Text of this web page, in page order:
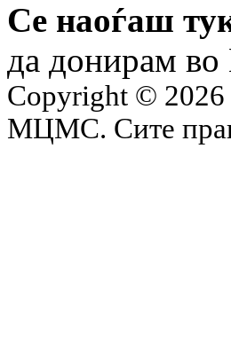
Се наоѓаш
да донирам
Copyright © 2026
МЦМС. Сите